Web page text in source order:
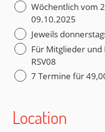
Wöchentlich vom
09.10.2025
Jeweils
Für Mitglieder
RSV08
7 Termine für
Location